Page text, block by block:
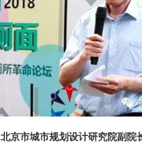
北京市城市规划设计研究院副院